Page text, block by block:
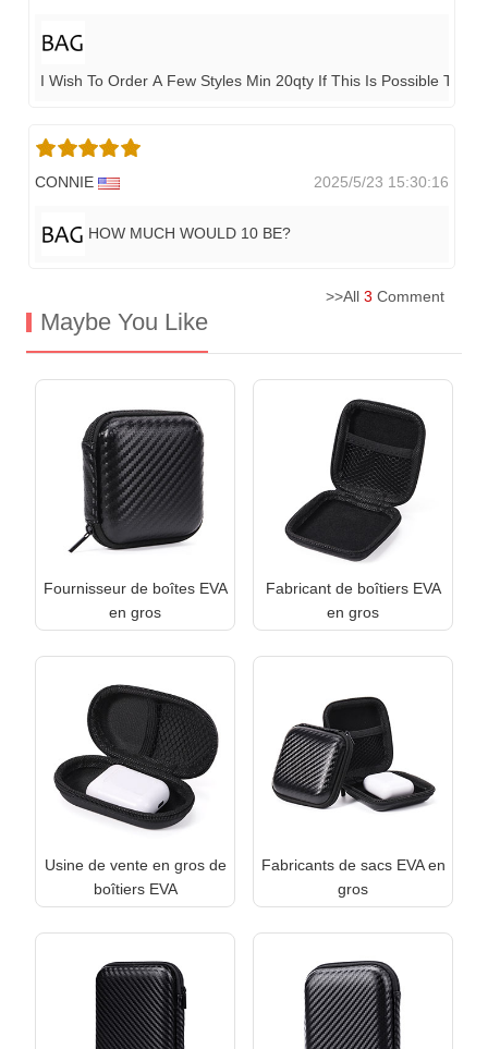
I Wish To Order A Few Styles Min 20qty If This Is Possible
CONNIE 2025/5/23 15:30:16
HOW MUCH WOULD 10 BE?
>>All 3 Comment
Maybe You Like
Fournisseur de boîtes EVA
en gros
Fabricant de boîtiers EVA
en gros
Usine de vente en gros de
boîtiers EVA
Fabricants de sacs EVA en
gros